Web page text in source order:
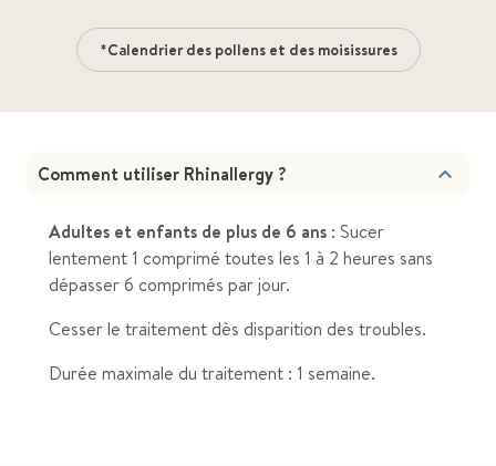
*Calendrier des pollens et des moisissures
Comment utiliser Rhinallergy ?
Adultes et enfants de plus de 6 ans : Sucer
lentement 1 comprimé toutes les 1 à 2 heures sans
dépasser 6 comprimés par jour.
Cesser le traitement dès disparition des troubles.
Durée maximale du traitement : 1 semaine.